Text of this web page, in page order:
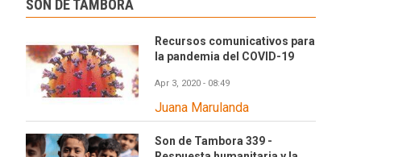
SON DE TAMBORA
Recursos comunicativos para
la pandemia del COVID-19
Apr 3, 2020 - 08:49
Juana Marulanda
Son de Tambora 339 -